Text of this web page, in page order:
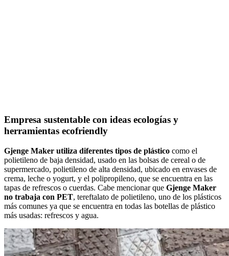
Empresa sustentable con ideas ecologías y
herramientas ecofriendly
Gjenge Maker utiliza diferentes tipos de plástico como el
polietileno de baja densidad, usado en las bolsas de cereal o de
supermercado, polietileno de alta densidad, ubicado en envases de
crema, leche o yogurt, y el polipropileno, que se encuentra en las
tapas de refrescos o cuerdas. Cabe mencionar que Gjenge Maker
no trabaja con PET, tereftalato de polietileno, uno de los plásticos
más comunes ya que se encuentra en todas las botellas de plástico
más usadas: refrescos y agua.